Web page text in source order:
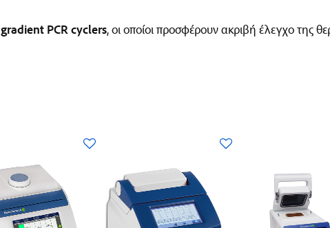
gradient PCR cyclers, οι οποίοι προσφέρουν ακριβή έλεγχο της